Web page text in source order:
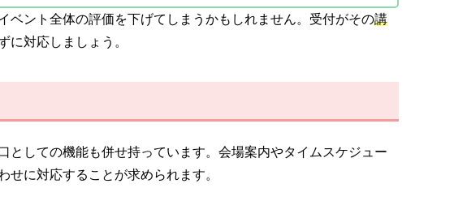
ベント全体の評価を下げてしまうかもしれません。受付がその講
に対応しましょう。
としての機能も併せ持っています。会場案内やタイムスケジュー
せに対応することが求められます。